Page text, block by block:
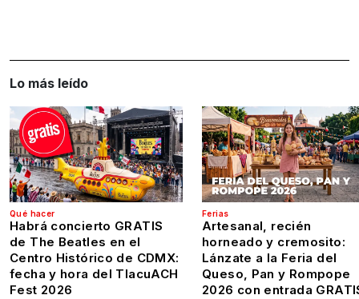
Lo más leído
Qué hacer
Habrá concierto GRATIS
de The Beatles en el
Centro Histórico de CDMX:
fecha y hora del TlacuACH
Fest 2026
Ferias
Artesanal, recién
horneado y cremosito:
Lánzate a la Feria del
Queso, Pan y Rompope
2026 con entrada